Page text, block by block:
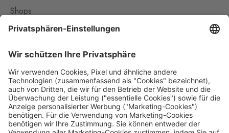
Shops
Kontakt
Nützliches
Impressum
Datenschutz
Die Travel FREE App zum Download